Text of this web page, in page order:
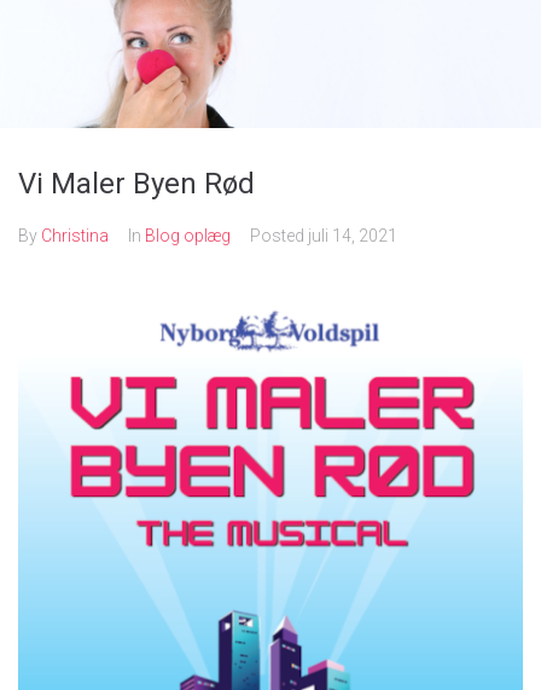
Kunderne siger
Blog
Kontakt
Vi Maler Byen Rød
By Christina In Blog oplæg Posted juli 14, 2021